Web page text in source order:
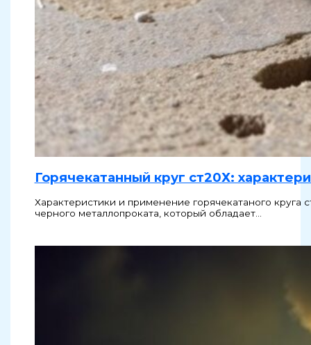
Горячекатанный круг ст20Х:
Характеристики и применение горячекатаного круга
черного металлопроката, который обладает…